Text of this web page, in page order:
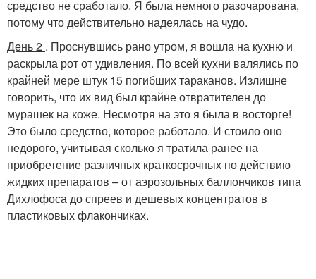
средство не сработало. Я была немного разочарована,
потому что действительно надеялась на чудо.
День 2 . Проснувшись рано утром, я вошла на кухню и
раскрыла рот от удивления. По всей кухни валялись по
крайней мере штук 15 погибших тараканов. Излишне
говорить, что их вид был крайне отвратителен до
мурашек на коже. Несмотря на это я была в восторге!
Это было средство, которое работало. И стоило оно
недорого, учитывая сколько я тратила ранее на
приобретение различных краткосрочных по действию
жидких препаратов – от аэрозольных баллончиков типа
Дихлофоса до спреев и дешевых концентратов в
пластиковых флакончиках.